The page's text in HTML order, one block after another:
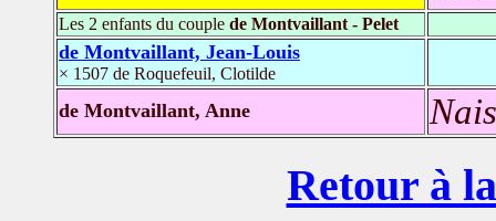
Les 2 enfants du couple de Montvaillant - Pelet
de Montvaillant, Jean-Louis
× 1507 de Roquefeuil, Clotilde
de Montvaillant, Anne
Retour à